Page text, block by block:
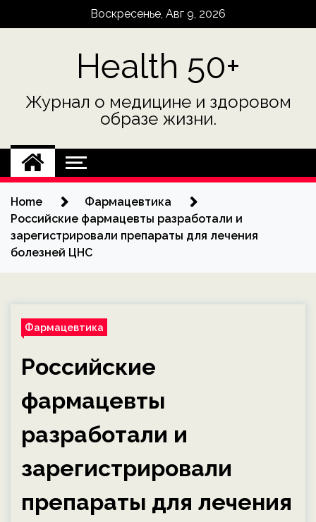
Воскресенье, Авг 9, 2026
Health 50+
Журнал о медицине и здоровом
образе жизни.
Home
Фармацевтика
Российские фармацевты разработали и
зарегистрировали препараты для лечения
болезней ЦНС
Фармацевтика
Российские
фармацевты
разработали и
зарегистрировали
препараты для лечения